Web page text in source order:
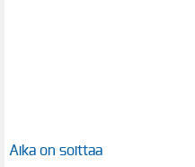
Aika on soittaa